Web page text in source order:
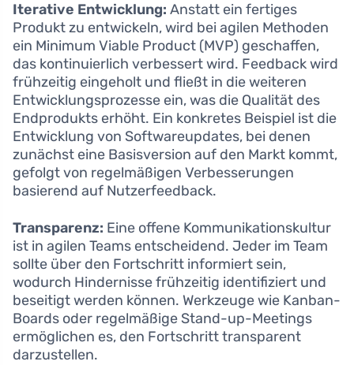
Iterative Entwicklung: Anstatt ein fertiges
Produkt zu entwickeln, wird bei agilen Methoden
ein Minimum Viable Product (MVP) geschaffen,
das kontinuierlich verbessert wird. Feedback wird
frühzeitig eingeholt und fließt in die weiteren
Entwicklungsprozesse ein, was die Qualität des
Endprodukts erhöht. Ein konkretes Beispiel ist die
Entwicklung von Softwareupdates, bei denen
zunächst eine Basisversion auf den Markt kommt,
gefolgt von regelmäßigen Verbesserungen
basierend auf Nutzerfeedback.
Transparenz: Eine offene Kommunikationskultur
ist in agilen Teams entscheidend. Jeder im Team
sollte über den Fortschritt informiert sein,
wodurch Hindernisse frühzeitig identifiziert und
beseitigt werden können. Werkzeuge wie Kanban-
Boards oder regelmäßige Stand-up-Meetings
ermöglichen es, den Fortschritt transparent
darzustellen.